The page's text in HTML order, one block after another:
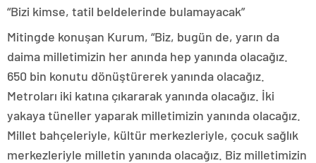
“Bizi kimse, tatil beldelerinde bulamayacak”
Mitingde konuşan Kurum, “Biz, bugün de, yarın da
daima milletimizin her anında hep yanında olacağız.
650 bin konutu dönüştürerek yanında olacağız.
Metroları iki katına çıkararak yanında olacağız. İki
yakaya tüneller yaparak milletimizin yanında olacağız.
Millet bahçeleriyle, kültür merkezleriyle, çocuk sağlık
merkezleriyle milletin yanında olacağız. Biz milletimizin